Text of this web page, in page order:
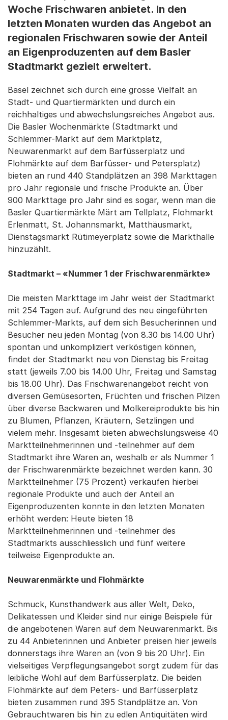
Woche Frischwaren anbietet. In den
letzten Monaten wurden das Angebot an
regionalen Frischwaren sowie der Anteil
an Eigenproduzenten auf dem Basler
Stadtmarkt gezielt erweitert.
Basel zeichnet sich durch eine grosse Vielfalt an
Stadt- und Quartiermärkten und durch ein
reichhaltiges und abwechslungsreiches Angebot aus.
Die Basler Wochenmärkte (Stadtmarkt und
Schlemmer-Markt auf dem Marktplatz,
Neuwarenmarkt auf dem Barfüsserplatz und
Flohmärkte auf dem Barfüsser- und Petersplatz)
bieten an rund 440 Standplätzen an 398 Markttagen
pro Jahr regionale und frische Produkte an. Über
900 Markttage pro Jahr sind es sogar, wenn man die
Basler Quartiermärkte Märt am Tellplatz, Flohmarkt
Erlenmatt, St. Johannsmarkt, Matthäusmarkt,
Dienstagsmarkt Rütimeyerplatz sowie die Markthalle
hinzuzählt.
Stadtmarkt – «Nummer 1 der Frischwarenmärkte»
Die meisten Markttage im Jahr weist der Stadtmarkt
mit 254 Tagen auf. Aufgrund des neu eingeführten
Schlemmer-Markts, auf dem sich Besucherinnen und
Besucher neu jeden Montag (von 8.30 bis 14.00 Uhr)
spontan und unkompliziert verköstigen können,
findet der Stadtmarkt neu von Dienstag bis Freitag
statt (jeweils 7.00 bis 14.00 Uhr, Freitag und Samstag
bis 18.00 Uhr). Das Frischwarenangebot reicht von
diversen Gemüsesorten, Früchten und frischen Pilzen
über diverse Backwaren und Molkereiprodukte bis hin
zu Blumen, Pflanzen, Kräutern, Setzlingen und
vielem mehr. Insgesamt bieten abwechslungsweise 40
Marktteilnehmerinnen und -teilnehmer auf dem
Stadtmarkt ihre Waren an, weshalb er als Nummer 1
der Frischwarenmärkte bezeichnet werden kann. 30
Marktteilnehmer (75 Prozent) verkaufen hierbei
regionale Produkte und auch der Anteil an
Eigenproduzenten konnte in den letzten Monaten
erhöht werden: Heute bieten 18
Marktteilnehmerinnen und -teilnehmer des
Stadtmarkts ausschliesslich und fünf weitere
teilweise Eigenprodukte an.
Neuwarenmärkte und Flohmärkte
Schmuck, Kunsthandwerk aus aller Welt, Deko,
Delikatessen und Kleider sind nur einige Beispiele für
die angebotenen Waren auf dem Neuwarenmarkt. Bis
zu 44 Anbieterinnen und Anbieter preisen hier jeweils
donnerstags ihre Waren an (von 9 bis 20 Uhr). Ein
vielseitiges Verpflegungsangebot sorgt zudem für das
leibliche Wohl auf dem Barfüsserplatz. Die beiden
Flohmärkte auf dem Peters- und Barfüsserplatz
bieten zusammen rund 395 Standplätze an. Von
Gebrauchtwaren bis hin zu edlen Antiquitäten wird